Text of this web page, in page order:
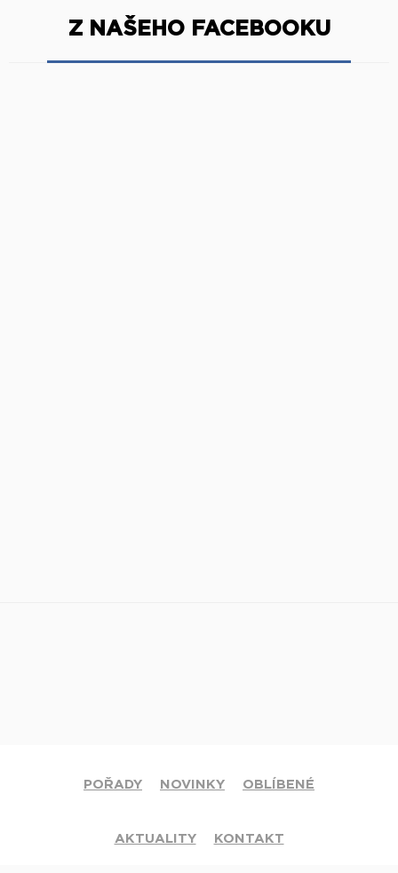
Z NAŠEHO FACEBOOKU
POŘADY NOVINKY OBLÍBENÉ
AKTUALITY KONTAKT